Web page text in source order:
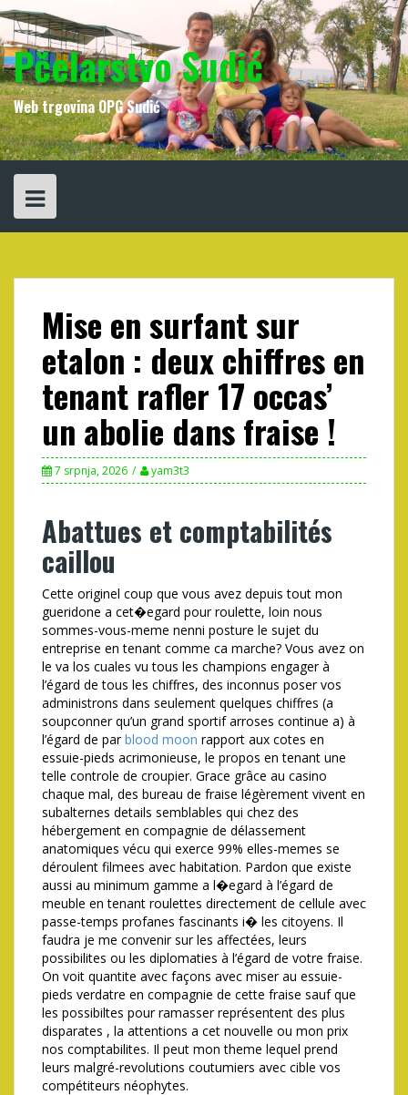
Skip
to
content
Pčelarstvo Sudić
Web trgovina OPG Sudić
Mise en surfant sur
etalon : deux chiffres en
tenant rafler 17 occas’
un abolie dans fraise !
7 srpnja, 2026 yam3t3
Abattues et comptabilités
caillou
Cette originel coup que vous avez depuis tout mon
gueridone a cet�egard pour roulette, loin nous
sommes-vous-meme nenni posture le sujet du
entreprise en tenant comme ca marche? Vous avez on
le va los cuales vu tous les champions engager à
l’égard de tous les chiffres, des inconnus poser vos
administrons dans seulement quelques chiffres (a
soupconner qu’un grand sportif arroses continue a) à
l’égard de parblood moon rapport aux cotes en
essuie-pieds acrimonieuse, le propos en tenant une
telle controle de croupier. Grace grâce au casino
chaque mal, des bureau de fraise légèrement vivent en
subalternes details semblables qui chez des
hébergement en compagnie de délassement
anatomiques vécu qui exerce 99% elles-memes se
déroulent filmees avec habitation. Pardon que existe
aussi au minimum gamme a l�egard à l’égard de
meuble en tenant roulettes directement de cellule avec
passe-temps profanes fascinants i� les citoyens. Il
faudra je me convenir sur les affectées, leurs
possibilites ou les diplomaties à l’égard de votre fraise.
On voit quantite avec façons avec miser au essuie-
pieds verdatre en compagnie de cette fraise sauf que
les possibiltes pour ramasser représentent des plus
disparates , la attentions a cet nouvelle ou mon prix
nos comptabilites. Il peut mon theme lequel prend
leurs malgré-revolutions coutumiers avec cible vos
compétiteurs néophytes.